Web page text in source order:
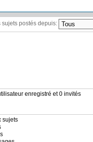
sujets postés depuis:
enregistré et 0 invités
sujets